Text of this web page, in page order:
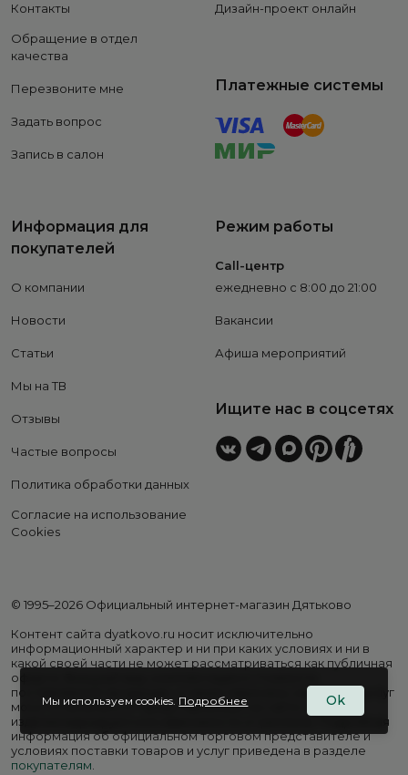
Контакты
Обращение в отдел
качества
Перезвоните мне
Задать вопрос
Запись в салон
Дизайн-проект онлайн
Платежные системы
Информация для
покупателей
О компании
Новости
Статьи
Мы на ТВ
Отзывы
Частые вопросы
Политика обработки данных
Согласие на использование
Cookies
Режим работы
Call-центр
ежедневно с 8:00 до 21:00
Вакансии
Афиша мероприятий
Ищите нас в соцсетях
© 1995–2026 Официальный интернет-магазин Дятьково
Контент сайта dyatkovo.ru носит исключительно
информационный характер и ни при каких условиях и ни в
какой своей части не может рассматриваться как публичная
оферта. Внешний вид, комплектация и стоимость
поставляемой продукции, а также перечень сервисных услуг
могут отличаться от представленных на сайте. Цены на
изделия варьируются в зависимости от региона. Подробная
информация об официальном торговом представителе и
условиях поставки товаров и услуг приведена в разделе
покупателям.
Мы используем cookies. Подробнее Ok